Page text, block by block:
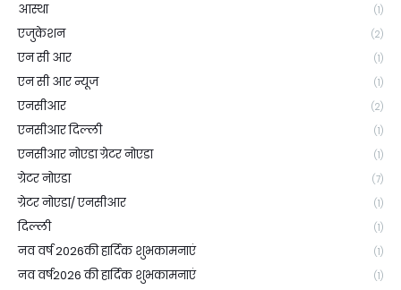
आस्था (1)
एजुकेशन (2)
एन सी आर (1)
एन सी आर न्यूज (1)
एनसीआर (2)
एनसीआर दिल्ली (1)
एनसीआर नोएडा ग्रेटर नोएडा (1)
ग्रेटर नोएडा (7)
ग्रेटर नोएडा/ एनसीआर (1)
दिल्ली (1)
नव वर्ष 2026की हार्दिक शुभकामनाएं (1)
नव वर्ष2026 की हार्दिक शुभकामनाएं (1)